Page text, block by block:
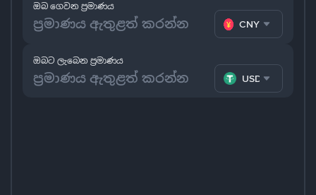
ඔබ ගෙවන ප්‍රමාණය
CNY
ඔබට ලැබෙන ප්‍රමාණය
USDT